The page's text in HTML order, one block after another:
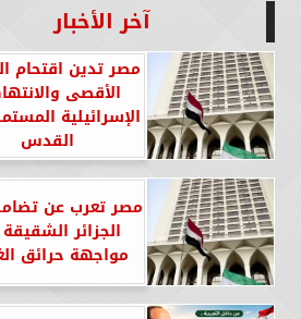
آخر الأخبار
مصر تدين اقتحام
الأقصى
الإسرائيلية
القدس
مصر تعرب عن
الجزائر
مواجهة حرائق